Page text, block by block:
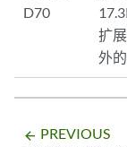
D70
扩
外
arrow_backward PREVIOUS